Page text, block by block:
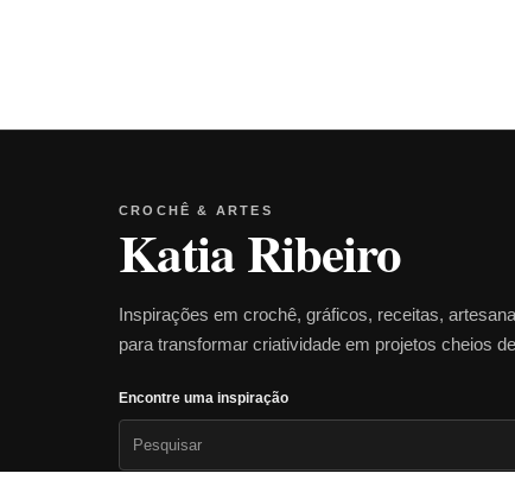
CROCHÊ & ARTES
Katia Ribeiro
Inspirações em crochê, gráficos, receitas,
para transformar criatividade em projetos cheios
Encontre uma inspiração